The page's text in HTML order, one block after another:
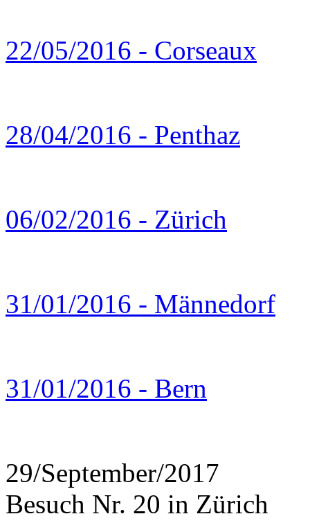
22/05/2016 - Corseaux
28/04/2016 - Penthaz
06/02/2016 - Zürich
31/01/2016 - Männedorf
31/01/2016 - Bern
29/September/2017
Besuch Nr. 20 in Zürich